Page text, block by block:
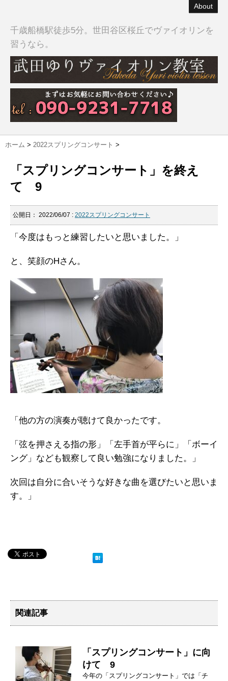
About
千歳船橋駅徒歩5分。世田谷区桜丘でヴァイオリンを
習うなら。
ホーム > 2022スプリングコンサート >
「スプリングコンサート」を終え
て 9
公開日： 2022/06/07 : 2022スプリングコンサート
「今度はもっと練習したいと思いました。」
と、笑顔のHさん。
「他の方の演奏が聴けて良かったです。
「弦を押さえる指の形」「左手首が平らに」「ボーイ
ング」なども観察して良い勉強になりました。」
次回は自分に合いそうな好きな曲を選びたいと思いま
す。」
関連記事
「スプリングコンサート」に向
けて 9
今年の「スプリングコンサート」では「チ